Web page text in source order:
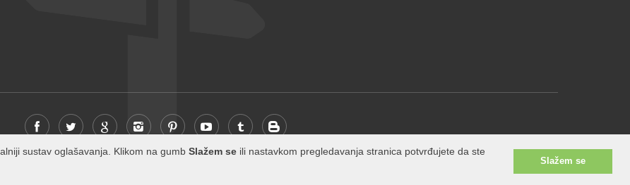
sustav oglašavanja. Klikom na gumbSlažem se ili nastavkom pregledavanja stranica potvrđujete da ste
Slažem se
© 2026 Visit-Hvar.com - All rights reserved